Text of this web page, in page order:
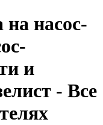
насос-
и
- Все